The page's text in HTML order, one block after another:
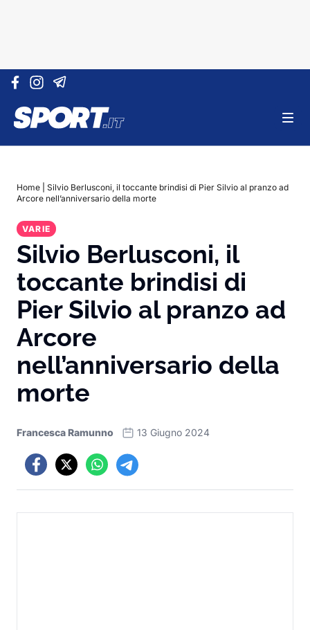
Vai al contenuto
Home
Silvio Berlusconi, il toccante brindisi di Pier Silvio al pranzo ad
Arcore nell’anniversario della morte
VARIE
Silvio Berlusconi, il
toccante brindisi di
Pier Silvio al pranzo ad
Arcore
nell’anniversario della
morte
Francesca Ramunno 13 Giugno 2024